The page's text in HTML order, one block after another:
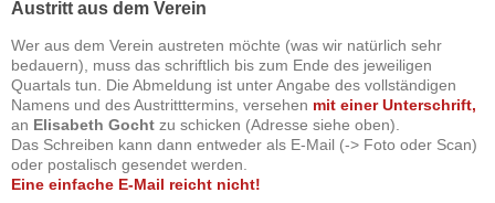
Austritt aus dem Verein
Wer aus dem Verein austreten möchte (was wir natürlich sehr
bedauern), muss das schriftlich bis zum Ende des jeweiligen
Quartals tun. Die Abmeldung ist unter Angabe des vollständigen
Namens und des Austritttermins, versehen mit einer Unterschrift,
an Elisabeth Gocht zu schicken (Adresse siehe oben).
Das Schreiben kann dann entweder als E-Mail (-> Foto oder Scan)
oder postalisch gesendet werden.
Eine einfache E-Mail reicht nicht!